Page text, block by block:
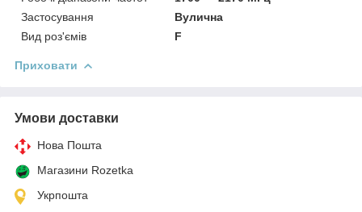
Застосування
Вулична
Вид роз'ємів
F
Приховати
Умови доставки
Нова Пошта
Магазини Rozetka
Укрпошта